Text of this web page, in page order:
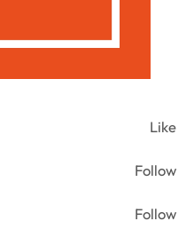
Like
Follow
Follow